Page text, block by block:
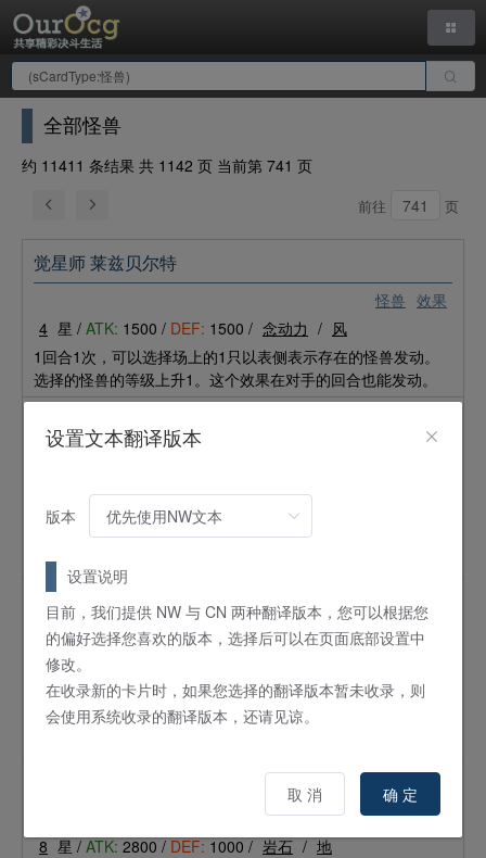
全部怪兽
约 11411 条结果 共 1142 页 当前第 741 页
前往 页
怪兽 效果
觉星师 莱兹贝尔特
4 星 / ATK: 1500 / DEF: 1500 / 念动力 / 风
1回合1次，可以选择场上的1只以表侧表示存在的怪兽发动。
选择的怪兽的等级上升1。这个效果在对手的回合也能发动。
这张卡特殊召唤成功时，使这张卡以外的场上的特殊召唤的怪
兽全部变为里侧守备表示。「土地鋸／土地锯
只能使用1次。
怪兽 效果
乌鸦的巨群
5 星 /
这张卡不能从卡组特殊召唤。这张卡1回合只有1次可以变为里
侧守备表示。这张卡反转召唤成功时，随机舍弃1张对手的手
怪兽 效果
8 星 / ATK: 2800 / DEF: 1000 / 岩石 / 地
设置文本翻译版本
版本
设置说明
目前，我们提供 NW 与 CN 两种翻译版本，您可以根据您
的偏好选择您喜欢的版本，选择后可以在页面底部设置中
修改。
在收录新的卡片时，如果您选择的翻译版本暂未收录，则
会使用系统收录的翻译版本，还请见谅。
取 消 确 定